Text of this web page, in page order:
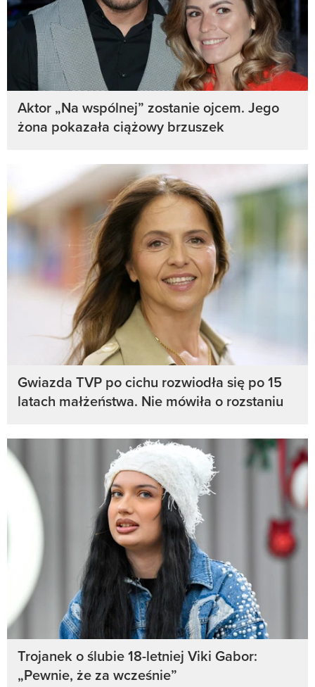
Aktor „Na wspólnej” zostanie ojcem. Jego
żona pokazała ciążowy brzuszek
Gwiazda TVP po cichu rozwiodła się po 15
latach małżeństwa. Nie mówiła o rozstaniu
Trojanek o ślubie 18-letniej Viki Gabor:
„Pewnie, że za wcześnie”